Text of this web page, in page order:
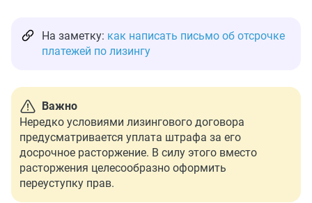
На заметку: как написать письмо об отсрочке
платежей по лизингу
Важно
Нередко условиями лизингового договора
предусматривается уплата штрафа за его
досрочное расторжение. В силу этого вместо
расторжения целесообразно оформить
переуступку прав.